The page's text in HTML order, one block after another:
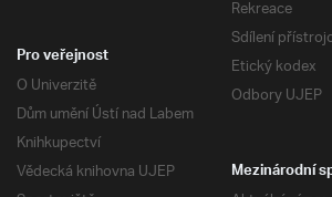
Rekreace
Sdílení
Etický kodex
Odbory UJEP
Pro veřejnost
O Univerzitě
Dům umění Ústí nad Labem
Knihkupectví
Vědecká knihovna UJEP
Mezinárodní